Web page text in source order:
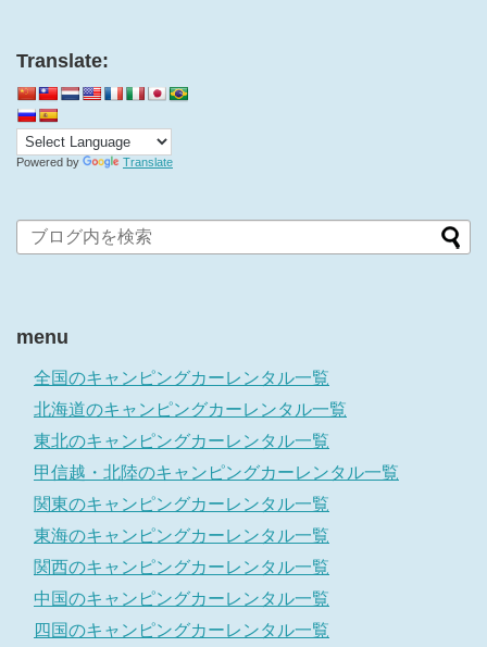
Translate:
Powered by Translate
menu
全国のキャンピングカーレンタル一覧
北海道のキャンピングカーレンタル一覧
東北のキャンピングカーレンタル一覧
甲信越・北陸のキャンピングカーレンタル一覧
関東のキャンピングカーレンタル一覧
東海のキャンピングカーレンタル一覧
関西のキャンピングカーレンタル一覧
中国のキャンピングカーレンタル一覧
四国のキャンピングカーレンタル一覧